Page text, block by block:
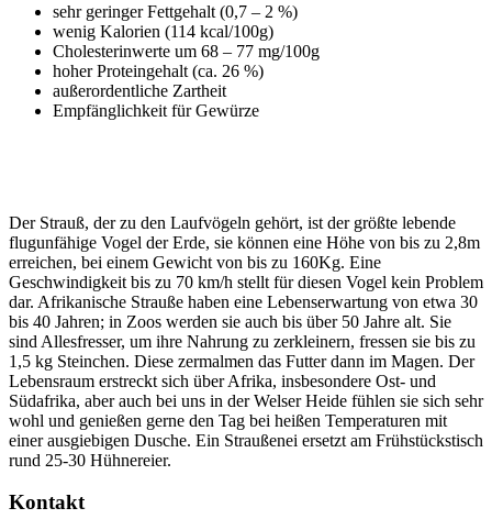
sehr geringer Fettgehalt (0,7 – 2 %)
wenig Kalorien (114 kcal/100g)
Cholesterinwerte um 68 – 77 mg/100g
hoher Proteingehalt (ca. 26 %)
außerordentliche Zartheit
Empfänglichkeit für Gewürze
Der Strauß, der zu den Laufvögeln gehört, ist der größte lebende
flugunfähige Vogel der Erde, sie können eine Höhe von bis zu 2,8m
erreichen, bei einem Gewicht von bis zu 160Kg. Eine
Geschwindigkeit bis zu 70 km/h stellt für diesen Vogel kein Problem
dar. Afrikanische Strauße haben eine Lebenserwartung von etwa 30
bis 40 Jahren; in Zoos werden sie auch bis über 50 Jahre alt. Sie
sind Allesfresser, um ihre Nahrung zu zerkleinern, fressen sie bis zu
1,5 kg Steinchen. Diese zermalmen das Futter dann im Magen. Der
Lebensraum erstreckt sich über Afrika, insbesondere Ost- und
Südafrika, aber auch bei uns in der Welser Heide fühlen sie sich sehr
wohl und genießen gerne den Tag bei heißen Temperaturen mit
einer ausgiebigen Dusche. Ein Straußenei ersetzt am Frühstückstisch
rund 25-30 Hühnereier.
Kontakt